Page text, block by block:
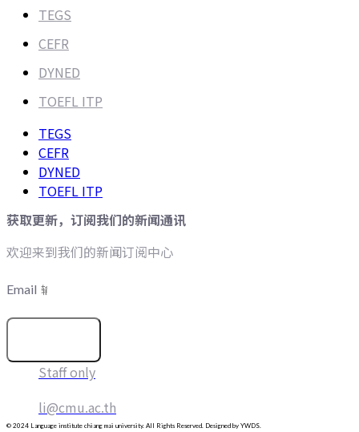
TEGS
CEFR
DYNED
TOEFL ITP
TEGS
CEFR
DYNED
TOEFL ITP
获取更新，订阅我们的新闻通讯
欢迎来到我们的新闻订阅中心
Email
Staff only
li@cmu.ac.th
© 2024 Language institute chiang mai university. All Rights Reserved. Designed by YWDS.